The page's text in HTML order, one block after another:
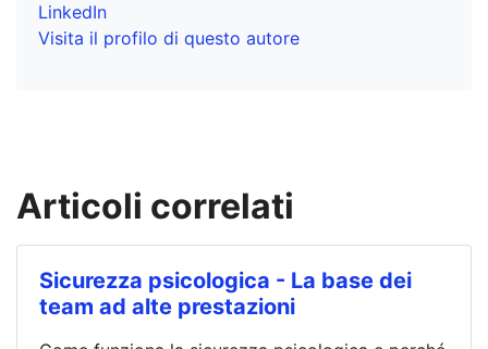
LinkedIn
Visita il profilo di questo autore
Articoli correlati
Sicurezza psicologica - La base dei
team ad alte prestazioni